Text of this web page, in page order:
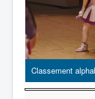
Séries
Films
COSAA
Dessins
Artiste Asperger
Classement